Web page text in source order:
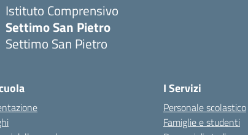
Istituto Comprensivo
Settimo San Pietro
Settimo San Pietro
I Servizi
Personale scolastico
Famiglie e studenti